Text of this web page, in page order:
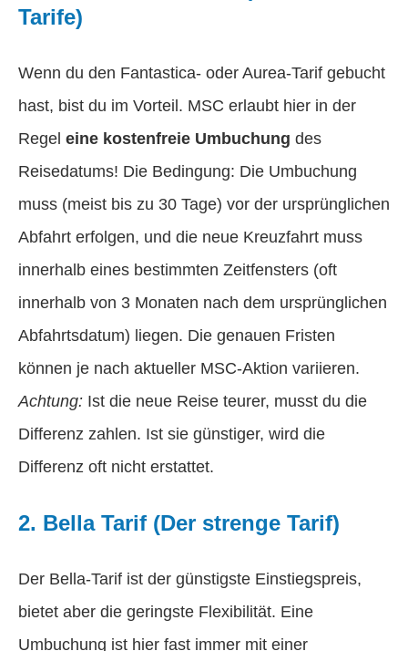
Tarife)
Wenn du den Fantastica- oder Aurea-Tarif gebucht
hast, bist du im Vorteil. MSC erlaubt hier in der
Regel eine kostenfreie Umbuchung des
Reisedatums! Die Bedingung: Die Umbuchung
muss (meist bis zu 30 Tage) vor der ursprünglichen
Abfahrt erfolgen, und die neue Kreuzfahrt muss
innerhalb eines bestimmten Zeitfensters (oft
innerhalb von 3 Monaten nach dem ursprünglichen
Abfahrtsdatum) liegen. Die genauen Fristen
können je nach aktueller MSC-Aktion variieren.
Achtung: Ist die neue Reise teurer, musst du die
Differenz zahlen. Ist sie günstiger, wird die
Differenz oft nicht erstattet.
2. Bella Tarif (Der strenge Tarif)
Der Bella-Tarif ist der günstigste Einstiegspreis,
bietet aber die geringste Flexibilität. Eine
Umbuchung ist hier fast immer mit einer